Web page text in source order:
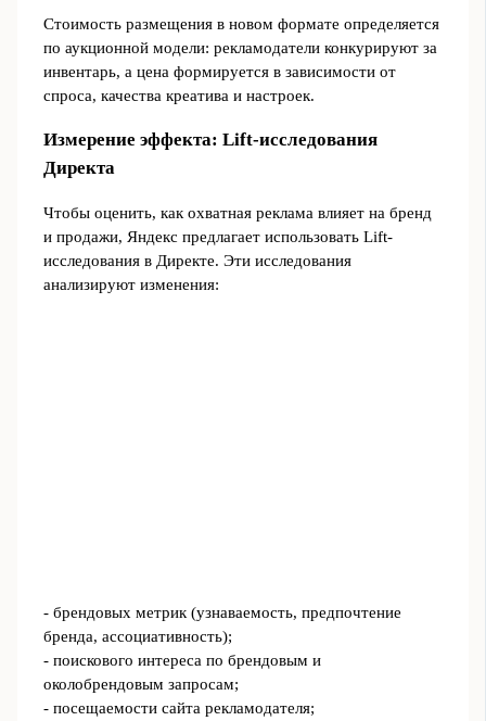
Стоимость размещения в новом формате определяется
по аукционной модели: рекламодатели конкурируют за
инвентарь, а цена формируется в зависимости от
спроса, качества креатива и настроек.
Измерение эффекта: Lift-исследования
Директа
Чтобы оценить, как охватная реклама влияет на бренд
и продажи, Яндекс предлагает использовать Lift-
исследования в Директе. Эти исследования
анализируют изменения:
- брендовых метрик (узнаваемость, предпочтение
бренда, ассоциативность);
- поискового интереса по брендовым и
околобрендовым запросам;
- посещаемости сайта рекламодателя;